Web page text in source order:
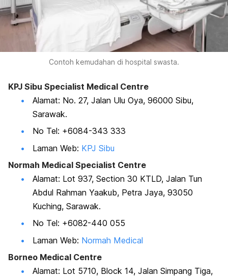
Contoh kemudahan di hospital swasta.
KPJ Sibu Specialist Medical Centre
Alamat: No. 27, Jalan Ulu Oya, 96000 Sibu,
Sarawak.
No Tel: +6084-343 333
Laman Web: KPJ Sibu
Normah Medical Specialist Centre
Alamat: Lot 937, Section 30 KTLD, Jalan Tun
Abdul Rahman Yaakub, Petra Jaya, 93050
Kuching, Sarawak.
No Tel: +6082-440 055
Laman Web: Normah Medical
Borneo Medical Centre
Alamat: Lot 5710, Block 14, Jalan Simpang Tiga,